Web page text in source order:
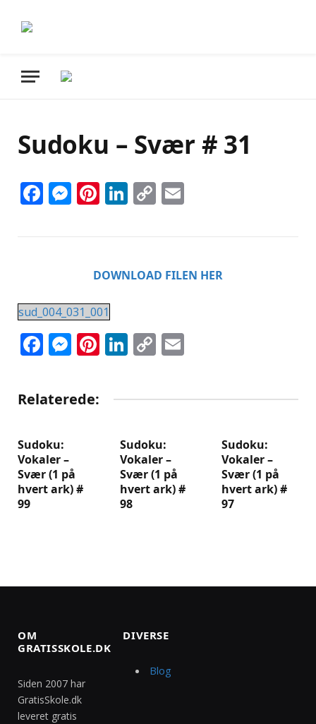
Sudoku – Svær # 31
Facebook
Messenger
Pinterest
LinkedIn
Copy
DOWNLOAD FILEN HER
sud_004_031_001
Facebook
Messenger
Pinterest
LinkedIn
Copy
Relaterede:
Sudoku:
Vokaler –
Svær (1 på
hvert ark) #
99
Sudoku:
Vokaler –
Svær (1 på
hvert ark) #
98
Sudoku:
Vokaler –
Svær (1 på
hvert ark) #
97
OM
GRATISSKOLE.DK
Siden 2007 har
GratisSkole.dk
leveret gratis
DIVERSE
Blog